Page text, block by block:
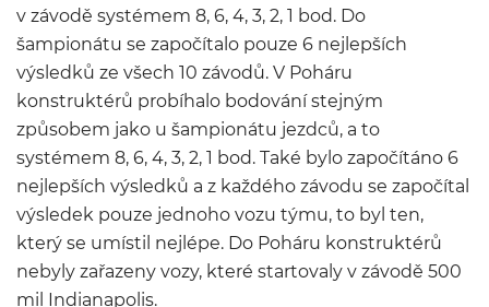
v závodě systémem 8, 6, 4, 3, 2, 1 bod. Do
šampionátu se započítalo pouze 6 nejlepších
výsledků ze všech 10 závodů. V Poháru
konstruktérů probíhalo bodování stejným
způsobem jako u šampionátu jezdců, a to
systémem 8, 6, 4, 3, 2, 1 bod. Také bylo započítáno 6
nejlepších výsledků a z každého závodu se započítal
výsledek pouze jednoho vozu týmu, to byl ten,
který se umístil nejlépe. Do Poháru konstruktérů
nebyly zařazeny vozy, které startovaly v závodě 500
mil Indianapolis.